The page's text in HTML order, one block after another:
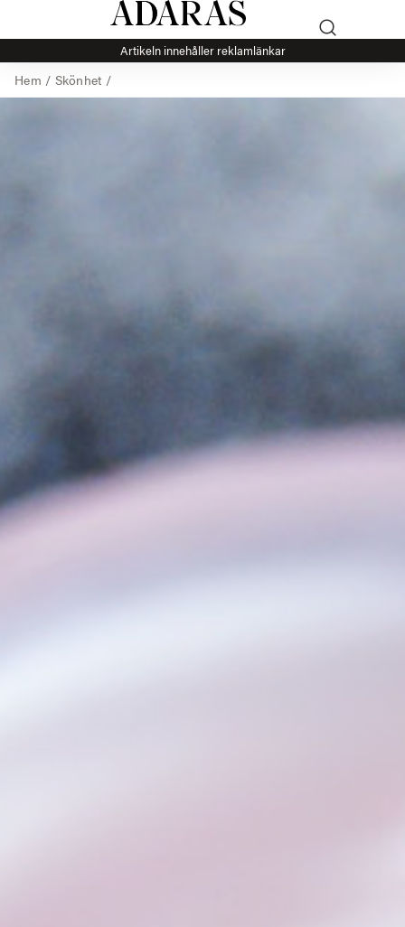
Artikeln innehåller reklamlänkar
Hem / Skönhet/